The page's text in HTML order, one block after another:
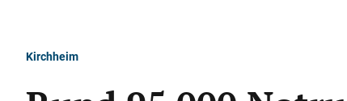
Kirchheim